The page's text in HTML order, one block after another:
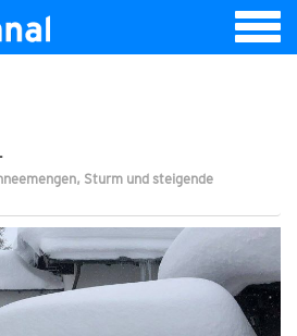
Sturm und steigende